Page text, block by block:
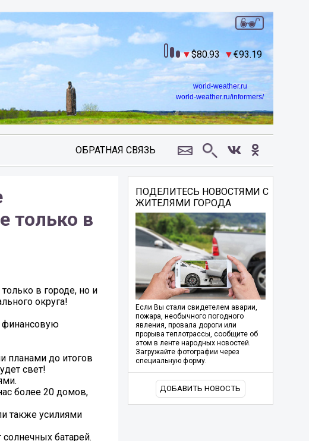
80.93 93.19
world-weather.ru
world-weather.ru/informers/
ОБРАТНАЯ СВЯЗЬ
только в
в городе, но и
округа!
финансовую
планами до итогов
свет!
более 20 домов,
также усилиями
батарей.
ПОДЕЛИТЕСЬ НОВОСТЯМИ С
ЖИТЕЛЯМИ ГОРОДА
Если Вы стали свидетелем аварии,
пожара, необычного погодного
явления, провала дороги или
прорыва теплотрассы, сообщите об
этом в ленте народных новостей.
Загружайте фотографии через
специальную форму.
ДОБАВИТЬ НОВОСТЬ